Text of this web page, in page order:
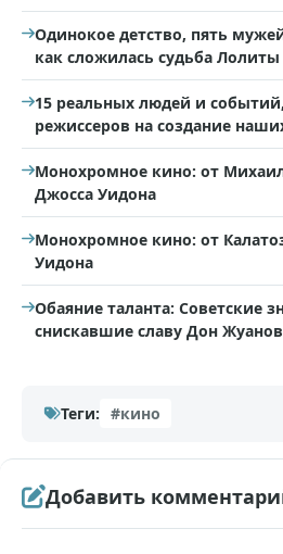
Одинокое детство, пять
как сложилась судьба
15 реальных людей и
режиссеров на создание
Монохромное кино: от
Джосса Уидона
Монохромное кино: от
Уидона
Обаяние таланта: Советские
снискавшие славу Дон Жуанов
Теги: #кино
Добавить